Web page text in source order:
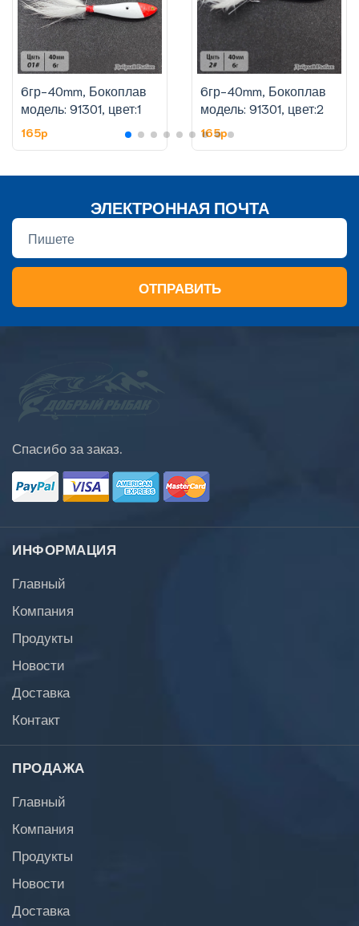
6гр-40mm, Бокоплав
модель: 91301, цвет:1
165p
6гр-40mm, Бокоплав
модель: 91301, цвет:2
165p
ЭЛЕКТРОННАЯ ПОЧТА
ОТПРАВИТЬ
Спасибо за заказ.
ИНФОРМАЦИЯ
Главный
Компания
Продукты
Новости
Доставка
Контакт
ПРОДАЖА
Главный
Компания
Продукты
Новости
Доставка